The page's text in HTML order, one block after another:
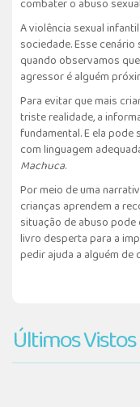
combater o abuso
A violência sexual
sociedade. Esse
quando observamos
agressor é alguém
Para evitar que mais
triste realidade, a
fundamental. E ela
com linguagem
Machuca.
Por meio de uma
crianças aprendem a
situação de abuso
livro desperta para a
pedir ajuda a alguém de
Últimos Vistos